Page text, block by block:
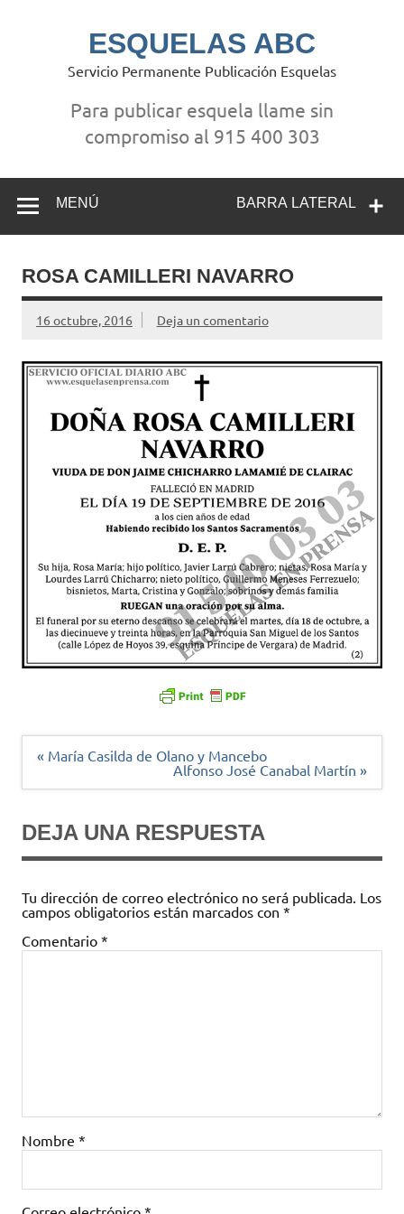
ESQUELAS ABC
Servicio Permanente Publicación Esquelas
Para publicar esquela llame sin
compromiso al 915 400 303
BARRA LATERAL
MENÚ
ROSA CAMILLERI NAVARRO
16 octubre, 2016 Deja un comentario
Navegación
« María Casilda de Olano y Mancebo
Alfonso José Canabal Martín »
DEJA UNA RESPUESTA
Tu dirección de correo electrónico no será publicada. Los
campos obligatorios están marcados con *
Comentario *
Nombre *